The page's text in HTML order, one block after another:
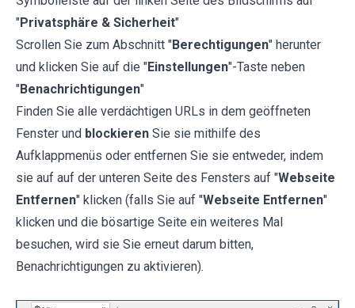
"Privatsphäre & Sicherheit"
Scrollen Sie zum Abschnitt "Berechtigungen" herunter
und klicken Sie auf die "Einstellungen"-Taste neben
"Benachrichtigungen"
Finden Sie alle verdächtigen URLs in dem geöffneten
Fenster und blockieren Sie sie mithilfe des
Aufklappmenüs oder entfernen Sie sie entweder, indem
sie auf auf der unteren Seite des Fensters auf "Webseite
Entfernen" klicken (falls Sie auf "Webseite Entfernen"
klicken und die bösartige Seite ein weiteres Mal
besuchen, wird sie Sie erneut darum bitten,
Benachrichtigungen zu aktivieren).